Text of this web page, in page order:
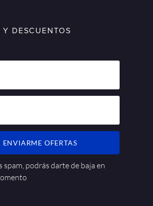
Y DESCUENTOS
ENVIARME OFERTAS
spam, podrás darte de baja en